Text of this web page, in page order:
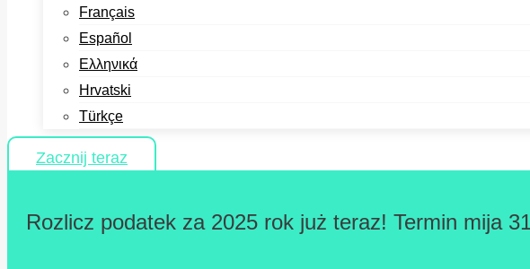
Français
Español
Ελληνικά
Hrvatski
Türkçe
Zacznij teraz
Rozlicz podatek za 2025 rok już teraz! Termin mija